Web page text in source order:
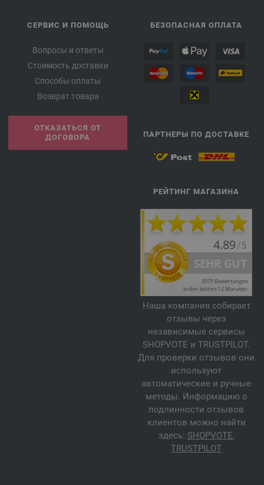
СЕРВИС И ПОМОЩЬ
Вопросы и ответы
Стоимость доставки
Способы оплаты
Возврат товара
ОТКАЗАТЬСЯ ОТ
ДОГОВОРА
БЕЗОПАСНАЯ ОПЛАТА
ПАРТНЕРЫ ПО ДОСТАВКЕ
РЕЙТИНГ МАГАЗИНА
Наша компания собирает
отзывы через
независимые сервисы
SHOPVOTE и TRUSTPILOT.
Для проверки отзывов они
используют
автоматические и ручные
методы. Информацию о
подлинности отзывов
клиентов можно найти
здесь: SHOPVOTE,
TRUSTPILOT